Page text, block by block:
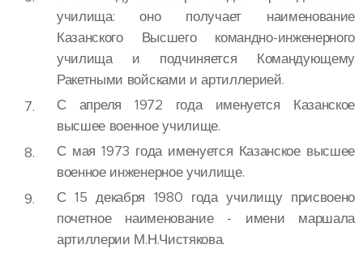
училища: оно получает наименование
Казанского Высшего командно-инженерного
училища и подчиняется Командующему
Ракетными войсками и артиллерией.
С апреля 1972 года именуется Казанское
высшее военное училище.
С мая 1973 года именуется Казанское высшее
военное инженерное училище.
С 15 декабря 1980 года училищу присвоено
почетное наименование - имени маршала
артиллерии М.Н.Чистякова.